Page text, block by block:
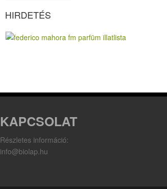
HIRDETÉS
KAPCSOLAT
Részletes információ:
info@biolap.hu